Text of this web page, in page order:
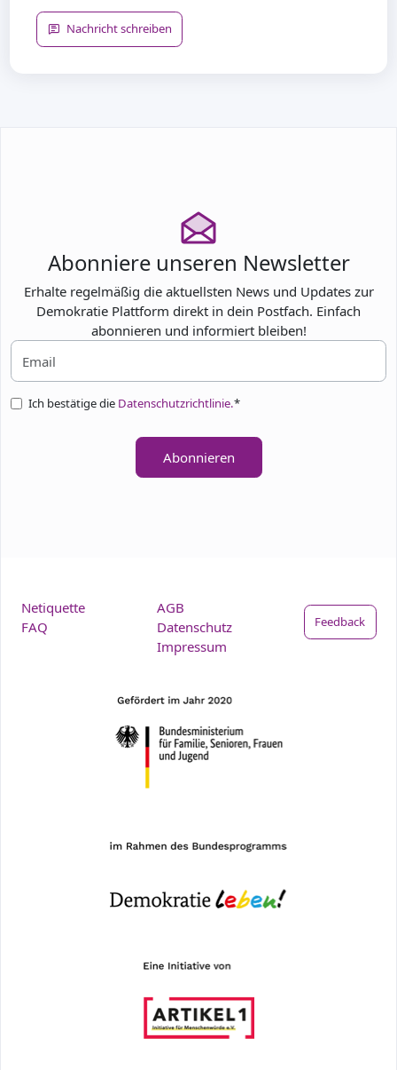
Nachricht schreiben
Abonniere unseren Newsletter
Erhalte regelmäßig die aktuellsten News und Updates zur
Demokratie Plattform direkt in dein Postfach. Einfach
abonnieren und informiert bleiben!
Ich bestätige die Datenschutzrichtlinie.*
Abonnieren
Netiquette
FAQ
AGB
Datenschutz
Impressum
Feedback